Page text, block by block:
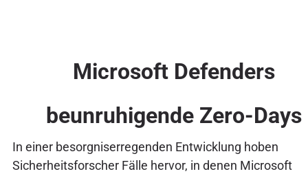
Microsoft Defenders
beunruhigende Zero-Days
In einer besorgniserregenden Entwicklung hoben
Sicherheitsforscher Fälle hervor, in denen Microsoft